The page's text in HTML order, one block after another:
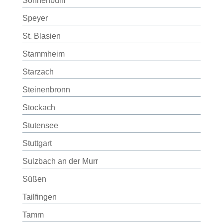
Speyer
St. Blasien
Stammheim
Starzach
Steinenbronn
Stockach
Stutensee
Stuttgart
Sulzbach an der Murr
Süßen
Tailfingen
Tamm